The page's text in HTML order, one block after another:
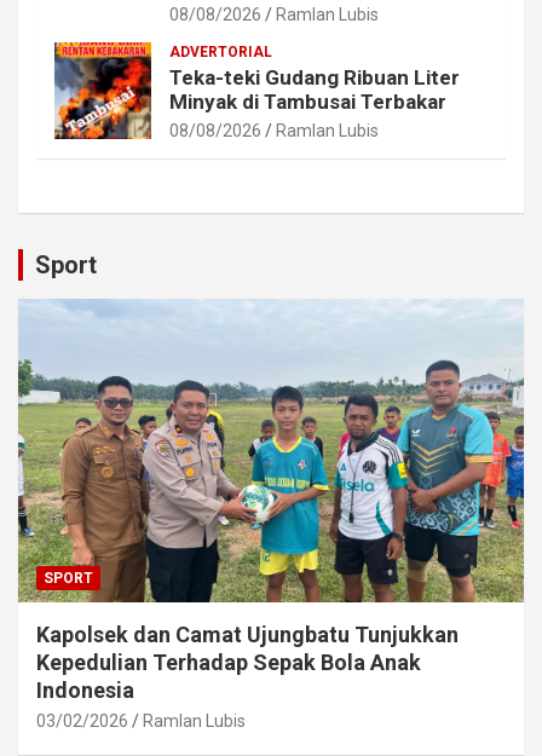
08/08/2026 Ramlan Lubis
ADVERTORIAL
Teka-teki Gudang Ribuan Liter
Minyak di Tambusai Terbakar
08/08/2026 Ramlan Lubis
Sport
SPORT
Kapolsek dan Camat Ujungbatu Tunjukkan
Kepedulian Terhadap Sepak Bola Anak
Indonesia
03/02/2026 Ramlan Lubis